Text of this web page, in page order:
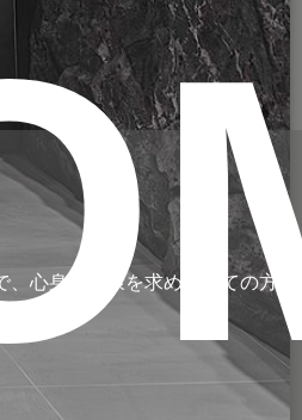
心身の健康を求める全ての方